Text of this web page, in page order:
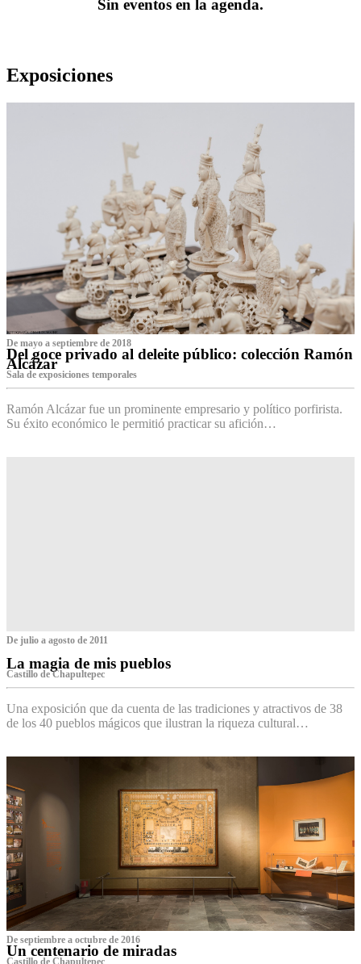
Sin eventos en la agenda.
Exposiciones
De mayo a septiembre de 2018
Del goce privado al deleite público: colección Ramón
Alcázar
Sala de exposiciones temporales
Ramón Alcázar fue un prominente empresario y político porfirista.
Su éxito económico le permitió practicar su afición…
De julio a agosto de 2011
La magia de mis pueblos
Castillo de Chapultepec
Una exposición que da cuenta de las tradiciones y atractivos de 38
de los 40 pueblos mágicos que ilustran la riqueza cultural…
De septiembre a octubre de 2016
Un centenario de miradas